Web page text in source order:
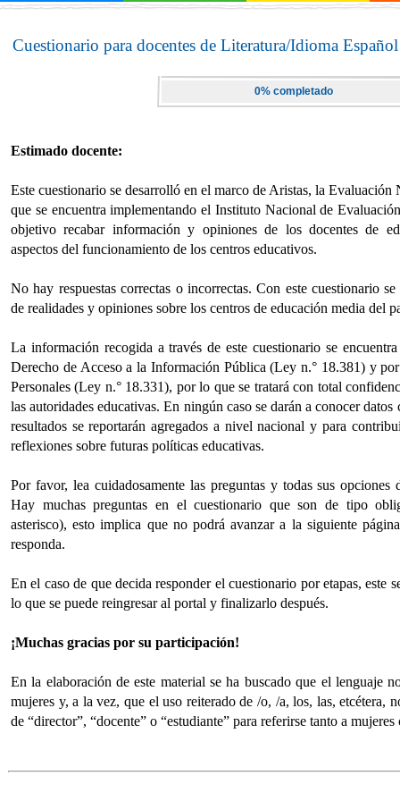
Cuestionario para docentes de Literatura/Idioma
0% completado
Estimado docente:
Este cuestionario se desarrolló en el marco de Aristas, la
que se encuentra implementando el Instituto Nacional de
objetivo recabar información y opiniones de los docentes de
aspectos del funcionamiento de los centros educativos.
No hay respuestas correctas o incorrectas. Con este cuestionario
de realidades y opiniones sobre los centros de educación media del
La información recogida a través de este cuestionario se
Derecho de Acceso a la Información Pública (Ley n.° 18.381) y
Personales (Ley n.° 18.331), por lo que se tratará con total
las autoridades educativas. En ningún caso se darán a conocer
resultados se reportarán agregados a nivel nacional y para
reflexiones sobre futuras políticas educativas.
Por favor, lea cuidadosamente las preguntas y todas sus opciones
Hay muchas preguntas en el cuestionario que son de tipo
asterisco), esto implica que no podrá avanzar a la siguiente
responda.
En el caso de que decida responder el cuestionario por etapas, este
lo que se puede reingresar al portal y finalizarlo después.
¡Muchas gracias por su participación!
En la elaboración de este material se ha buscado que el lenguaje
mujeres y, a la vez, que el uso reiterado de /o, /a, los, las, etcétera,
de “director”, “docente” o “estudiante” para referirse tanto a